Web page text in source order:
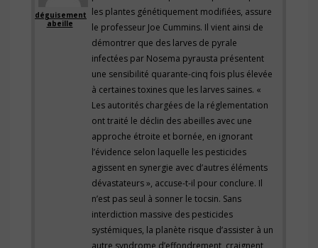
déguisement
abeille
les plantes génétiquement modifiées, assure
le professeur Joe Cummins. Il vient ainsi de
démontrer que des larves de pyrale
infectées par Nosema pyrausta présentent
une sensibilité quarante-cinq fois plus élevée
à certaines toxines que les larves saines. «
Les autorités chargées de la réglementation
ont traité le déclin des abeilles avec une
approche étroite et bornée, en ignorant
l’évidence selon laquelle les pesticides
agissent en synergie avec d’autres éléments
dévastateurs », accuse-t-il pour conclure. Il
n’est pas seul à sonner le tocsin. Sans
interdiction massive des pesticides
systémiques, la planète risque d’assister à un
autre syndrome d’effondrement, craignent